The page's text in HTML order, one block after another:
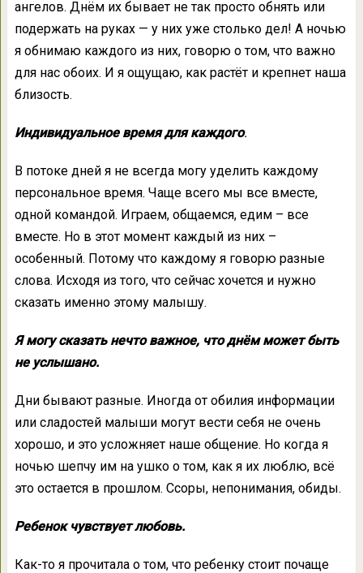
ангелов. Днём их бывает не так просто обнять или
подержать на руках — у них уже столько дел! А ночью
я обнимаю каждого из них, говорю о том, что важно
для нас обоих. И я ощущаю, как растёт и крепнет наша
близость.
Индивидуальное время для каждого.
В потоке дней я не всегда могу уделить каждому
персональное время. Чаще всего мы все вместе,
одной командой. Играем, общаемся, едим – все
вместе. Но в этот момент каждый из них –
особенный. Потому что каждому я говорю разные
слова. Исходя из того, что сейчас хочется и нужно
сказать именно этому малышу.
Я могу сказать нечто важное, что днём может быть
не услышано.
Дни бывают разные. Иногда от обилия информации
или сладостей малыши могут вести себя не очень
хорошо, и это усложняет наше общение. Но когда я
ночью шепчу им на ушко о том, как я их люблю, всё
это остается в прошлом. Ссоры, непонимания, обиды.
Ребенок чувствует любовь.
Как-то я прочитала о том, что ребенку стоит почаще